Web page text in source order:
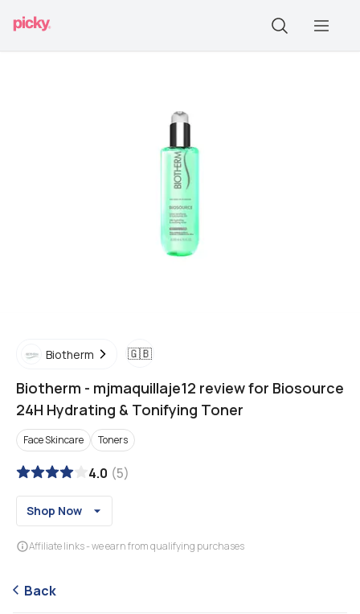
Biotherm 🇬🇧
Biotherm - mjmaquillaje12 review for Biosource
24H Hydrating & Tonifying Toner
Face Skincare Toners
4.0 (5)
Shop Now
Affiliate links - we earn from qualifying purchases
Back